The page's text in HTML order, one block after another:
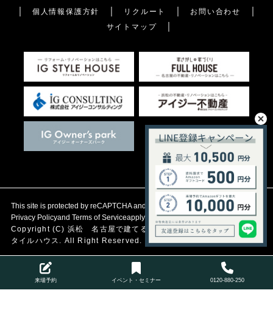
個人情報保護方針 リクルート
お問い合わせ
サイトマップ
This site is protected by reCAPTCHA and the Google
Privacy Policyand Terms of Serviceapply.
Copyright (C) 浜松 名古屋で建てる自然素材の注文住宅アイジース
タイルハウス. All Right Reserved.
来場予約 イベント・セミナー 0120-880-250